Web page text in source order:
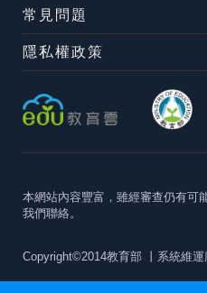
常見問題
隱私權政策
本網站內容豐富，雖經審查仍有可
我們聯絡。
Copyright©2014教育部 丨系統維